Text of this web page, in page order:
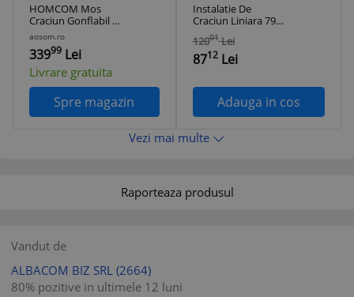
HOMCOM Mos
Craciun Gonflabil cu
Brad, Decoratiune
de Craciun pentru
Exterior cu Lumini
cu LED | Aosom
Romania
aosom.ro
33999 Lei
Livrare gratuita
Spre magazin
Instalatie De
Craciun Liniara 79
M, Pentru
Exterior/Interior ,
Cu 8 jocuri de
lumini, Alb Cald
12001 Lei
8712Lei
Adauga in cos
Vezi mai multe
Raporteaza produsul
Vandut de
ALBACOM BIZ SRL (2664)
80% pozitive in ultimele 12 luni